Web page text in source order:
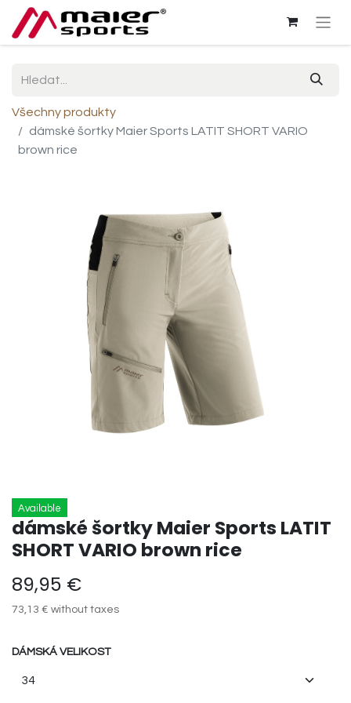
Všechny produkty
dámské šortky Maier Sports LATIT SHORT VARIO
brown rice
Available
dámské šortky Maier Sports LATIT
SHORT VARIO brown rice
89,95 €
73,13 € without taxes
DÁMSKÁ VELIKOST